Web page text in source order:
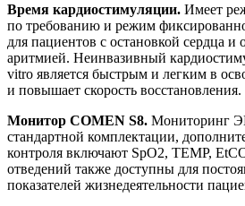
Время кардиостимуляции. Имеет
по требованию и режим
для пациентов с остановкой сердца и
аритмией. Неинвазивный
vitro является быстрым и легким в
и повышает скорость восстановления.
Монитор COMEN S8. Мониторинг
стандартной комплектации,
контроля включают SpO2, TEMP,
отведений также доступны для
показателей жизнедеятельности